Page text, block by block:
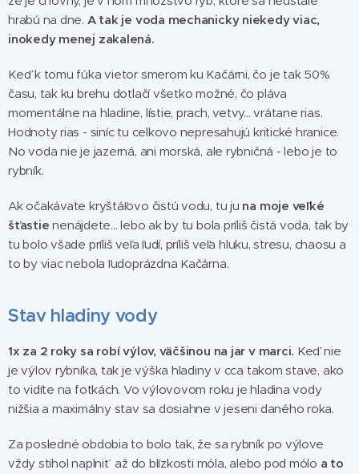
hrabú na dne. A tak je voda mechanicky niekedy viac,
inokedy menej zakalená.
Keď k tomu fúka vietor smerom ku Kačárni, čo je tak 50%
času, tak ku brehu dotlačí všetko možné, čo pláva
momentálne na hladine, lístie, prach, vetvy... vrátane rias.
Hodnoty rias - siníc tu celkovo nepresahujú kritické hranice.
No voda nie je jazerná, ani morská, ale rybničná - lebo je to
rybník.
Ak očakávate kryštáľovo čistú vodu, tu ju na moje veľké
šťastienenájdete... lebo ak by tu bola príliš čistá voda, tak by
tu bolo všade príliš veľa ľudí, príliš veľa hluku, stresu, chaosu a
to by viac nebola ľudoprázdna Kačárna.
Stav hladiny vody
1x za 2 roky sa robí výlov, väčšinou na jar v marci. Keď nie
je výlov rybníka, tak je výška hladiny v cca takom stave, ako
to vidíte na fotkách. Vo výlovovom roku je hladina vody
nižšia a maximálny stav sa dosiahne v jeseni daného roka.
Za posledné obdobia to bolo tak, že sa rybník po výlove
vždy stihol naplniť až do blízkosti móla, alebo pod mólo a to